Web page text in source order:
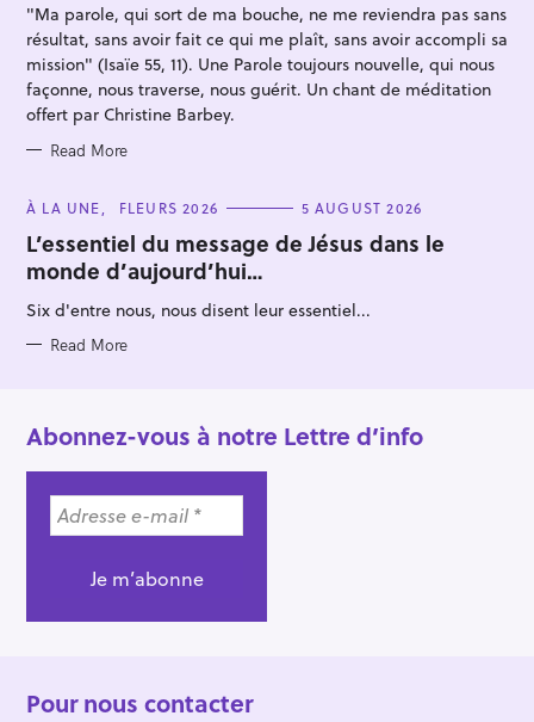
E
"Ma parole, qui sort de ma bouche, ne me reviendra pas sans
résultat, sans avoir fait ce qui me plaît, sans avoir accompli sa
mission" (Isaïe 55, 11). Une Parole toujours nouvelle, qui nous
façonne, nous traverse, nous guérit. Un chant de méditation
offert par Christine Barbey.
Read More
C
T
E
G
O
I
S
À LA UNE FLEURS 2026 5 AUGUST 2026
L’essentiel du message de Jésus dans le
monde d’aujourd’hui…
Six d'entre nous, nous disent leur essentiel...
Read More
Abonnez-vous à notre Lettre d’info
Pour nous contacter